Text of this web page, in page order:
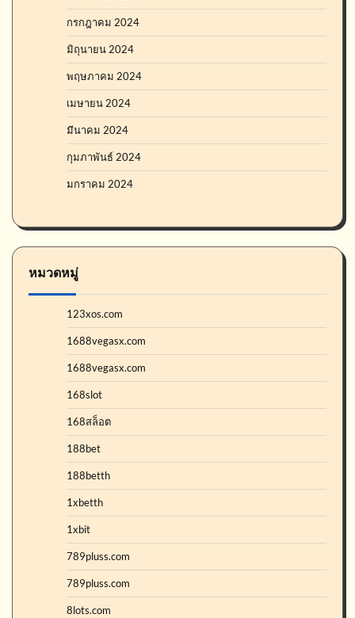
กรกฎาคม 2024
มิถุนายน 2024
พฤษภาคม 2024
เมษายน 2024
มีนาคม 2024
กุมภาพันธ์ 2024
มกราคม 2024
หมวดหมู่
123xos.com
1688vegasx.com
1688vegasx.com
168slot
168สล็อต
188bet
188betth
1xbetth
1xbit
789pluss.com
789pluss.com
8lots.com